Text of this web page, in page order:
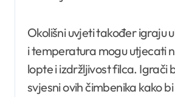
Okolišni uvjeti također igraju
i temperatura mogu utjecati
lopte i izdržljivost filca. Igrači
svjesni ovih čimbenika kako